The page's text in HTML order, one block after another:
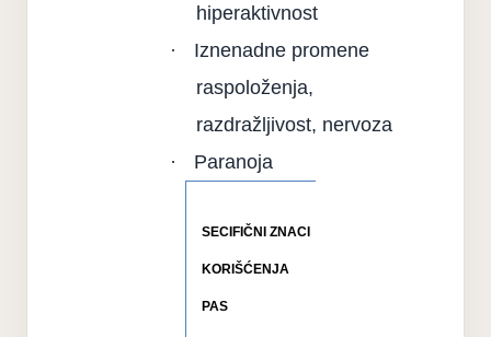
hiperaktivnost
·
Iznenadne promene
raspoloženja,
razdražljivost, nervoza
·
Paranoja
SECIFIČNI ZNACI
KORIŠĆENJA
PAS